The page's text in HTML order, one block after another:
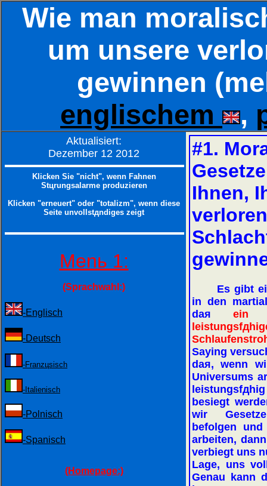
Wie man
um unsere
gewinnen
englischem
,
Aktualisiert:
Dezember 12 2012
Klicken Sie "nicht", wenn Fahnen
Stцrungsalarme produzieren
Klicken "erneuert" oder "totalizm", wenn diese
Seite unvollstдndiges zeigt
Menь 1:
(Sprachwahl:)
-Englisch
-Deutsch
-Franzцsisch
-Italienisch
-Polnisch
-Spanisch
(Homepage:)
#1.
Ihnen,
Es gibt
in den
daя ein
Saying
daя, wenn
Universums
besiegt
wir
befolgen
arbeiten,
verbiegt uns
Lage, uns
Genau kann